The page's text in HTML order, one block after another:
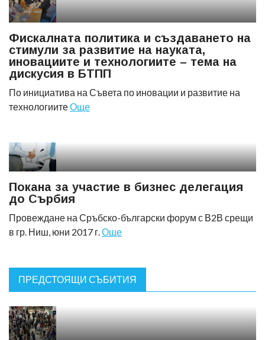
Фискалната политика и създаването на
стимули за развитие на науката,
иновациите и технологиите – тема на
дискусия в БТПП
По инициатива на Съвета по иновации и развитие на
технологиитеОще
Покана за участие в бизнес делегация
до Сърбия
Провеждане на Сръбско-български форум с В2В срещи
в гр. Ниш, юни 2017 г.Още
ПРЕДСТОЯЩИ СЪБИТИЯ